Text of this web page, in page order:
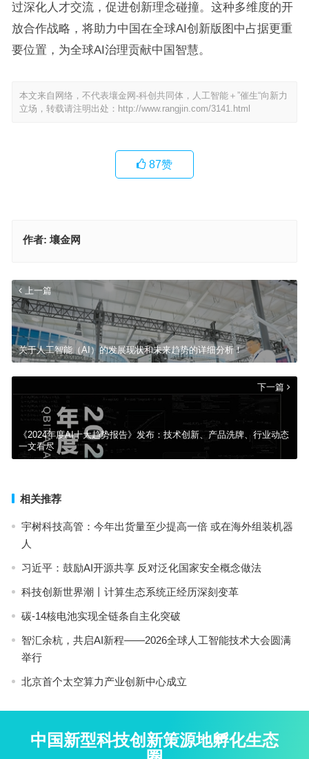
过深化人才交流，促进创新理念碰撞。这种多维度的开
放合作战略，将助力中国在全球AI创新版图中占据更重
要位置，为全球AI治理贡献中国智慧。
本文来自网络，不代表壤金网-科创共同体，人工智能＋”催生“向新力
立场，转载请注明出处： http://www.rangjin.com/3141.html
87赞
作者: 壤金网
上一篇
‌关于人工智能（AI）的发展现状和未来趋势的详细分析！
下一篇
《2024年度AI十大趋势报告》发布：技术创新、产品洗牌、行业动态
一文看尽
相关推荐
宇树科技高管：今年出货量至少提高一倍 或在海外组装机器
人
习近平：鼓励AI开源共享 反对泛化国家安全概念做法
科技创新世界潮丨计算生态系统正经历深刻变革
碳-14核电池实现全链条自主化突破
智汇余杭，共启AI新程——2026全球人工智能技术大会圆满
举行
北京首个太空算力产业创新中心成立
中国新型科技创新策源地孵化生态